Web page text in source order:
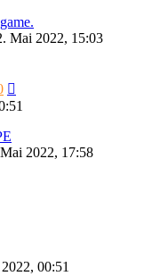
Mai 2022, 15:03
2022, 17:58
00:51